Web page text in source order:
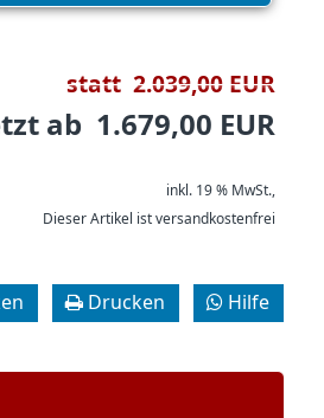
statt 2.039,00 EUR
ab 1.679,00 EUR
inkl. 19 % MwSt.,
Dieser Artikel ist versandkostenfrei
Drucken Hilfe